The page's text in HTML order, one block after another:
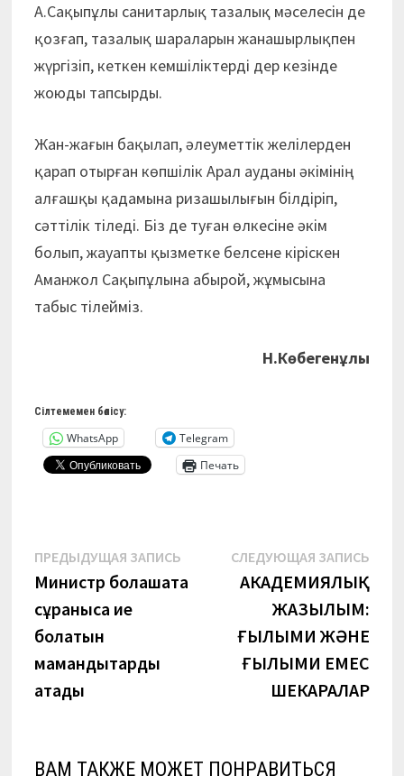
А.Сақыпұлы санитарлық тазалық мәселесін де
қозғап, тазалық шараларын жанашырлықпен
жүргізіп, кеткен кемшіліктерді дер кезінде
жоюды тапсырды.
Жан-жағын бақылап, әлеуметтік желілерден
қарап отырған көпшілік Арал ауданы әкімінің
алғашқы қадамына ризашылығын білдіріп,
сәттілік тіледі. Біз де туған өлкесіне әкім
болып, жауапты қызметке белсене кіріскен
Аманжол Сақыпұлына абырой, жұмысына
табыс тілейміз.
Н.Көбегенұлы
Сілтемемен бөлісу:
WhatsApp
Telegram
Печать
Навигация
по
записям
ПРЕДЫДУЩАЯ ЗАПИСЬПредыдущая
запись:
Министр болашақта
сұранысқа ие
болатын
мамандықтарды
атады
СЛЕДУЮЩАЯ ЗАПИСЬ
АКАДЕМИЯЛЫҚ
ЖАЗЫЛЫМ:
ҒЫЛЫМИ ЖӘНЕ
ҒЫЛЫМИ ЕМЕС
ШЕКАРАЛАР
ВАМ ТАКЖЕ МОЖЕТ ПОНРАВИТЬСЯ